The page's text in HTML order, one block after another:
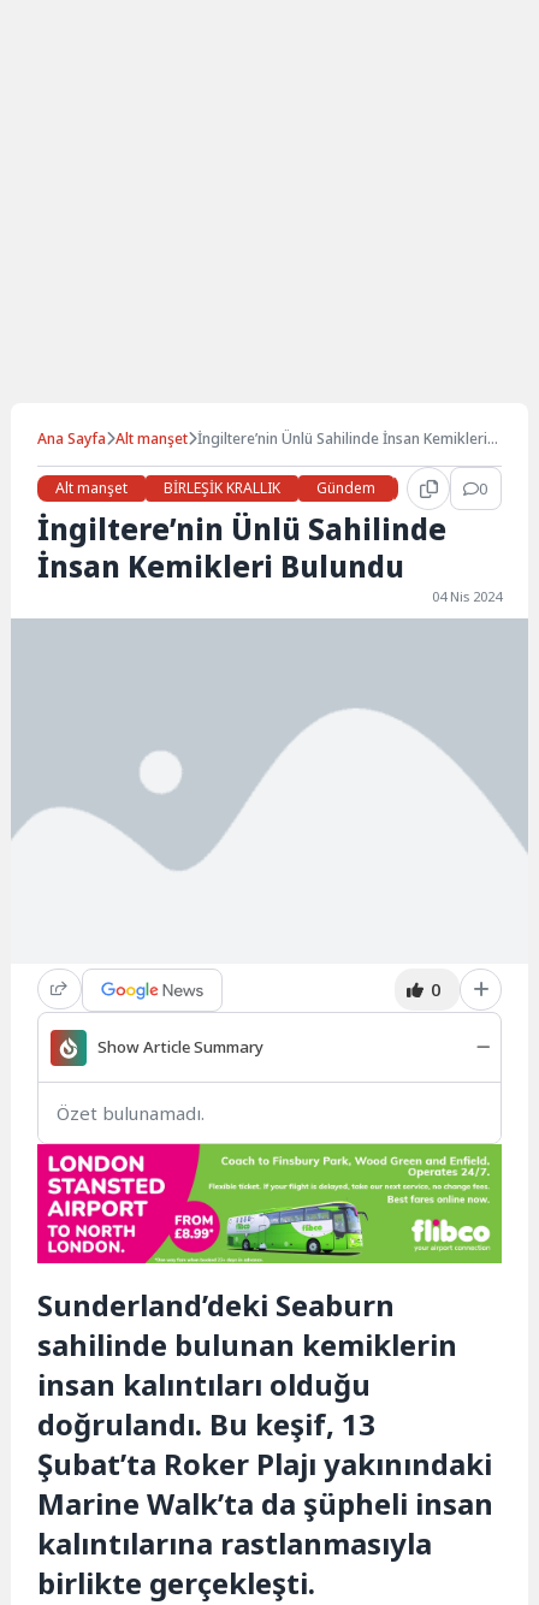
Ana Sayfa Alt manşet İngiltere’nin Ünlü Sahilinde İnsan Kemikleri
Alt manşet
BİRLEŞİK KRALLIK Gündem Haberler 0
İngiltere’nin Ünlü Sahilinde
İnsan Kemikleri Bulundu
04 Nis 2024
0
Show Article Summary
Özet bulunamadı.
Sunderland’deki Seaburn
sahilinde bulunan kemiklerin
insan kalıntıları olduğu
doğrulandı. Bu keşif, 13
Şubat’ta Roker Plajı yakınındaki
Marine Walk’ta da şüpheli insan
kalıntılarına rastlanmasıyla
birlikte gerçekleşti.